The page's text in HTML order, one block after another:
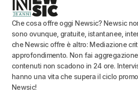
Che cosa offre oggi Newsic? Newsic
sono ovunque, gratuite, istantanee,
che Newsic offre è altro: Mediazione
approfondimento. Non fai
contenuti non scadono in 24 ore.
hanno una vita che supera il ciclo
Newsic!